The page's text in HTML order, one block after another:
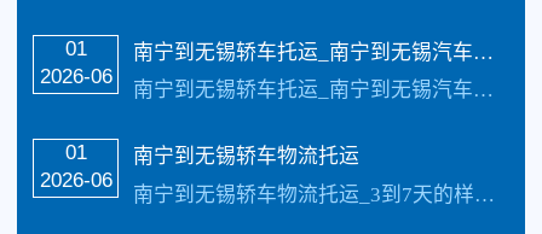
01
2026-06
南宁到无锡轿车托运_南宁到无锡汽车托运
南宁到无锡轿车托运_南宁到无锡汽车托运_四川俊亚物流公司（133-5002-3601）每天发车【承接业务】：私家车托运、轿车托运、小轿车托运、越野车托运、商…
01
2026-06
南宁到无锡轿车物流托运
南宁到无锡轿车物流托运_3到7天的样子具体情况更具路况觉得，每天发车【承接业务】：私家车托运、轿车托运、小轿车托运、越野车托运、商务车托运、商品车、试驾活动…